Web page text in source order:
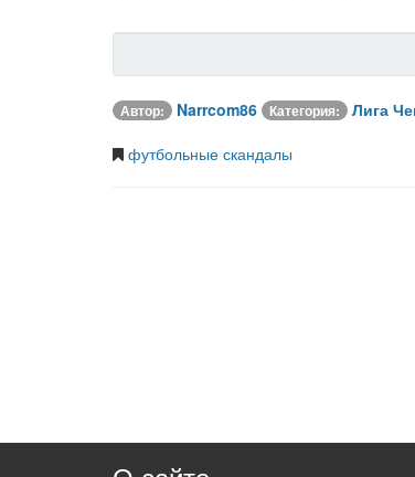
Автор: Narrcom86 Категория:
Лига
футбольные скандалы